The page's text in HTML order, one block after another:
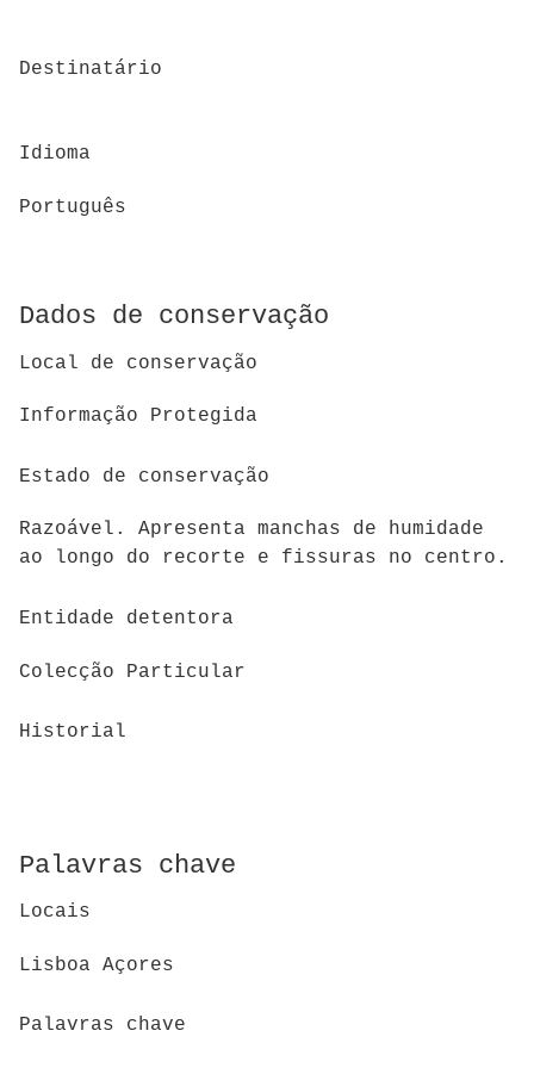
Destinatário
Idioma
Português
Dados de conservação
Local de conservação
Informação Protegida
Estado de conservação
Razoável. Apresenta manchas de humidade
ao longo do recorte e fissuras no centro.
Entidade detentora
Colecção Particular
Historial
Palavras chave
Locais
Lisboa Açores
Palavras chave